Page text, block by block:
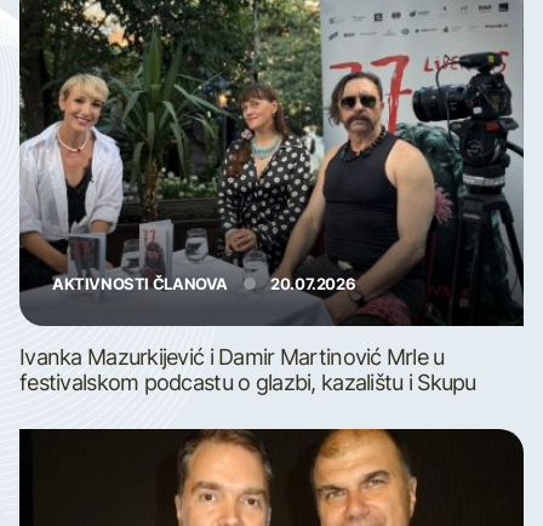
AKTIVNOSTI ČLANOVA 20.07.2026
Ivanka Mazurkijević i Damir Martinović Mrle u
festivalskom podcastu o glazbi, kazalištu i Skupu